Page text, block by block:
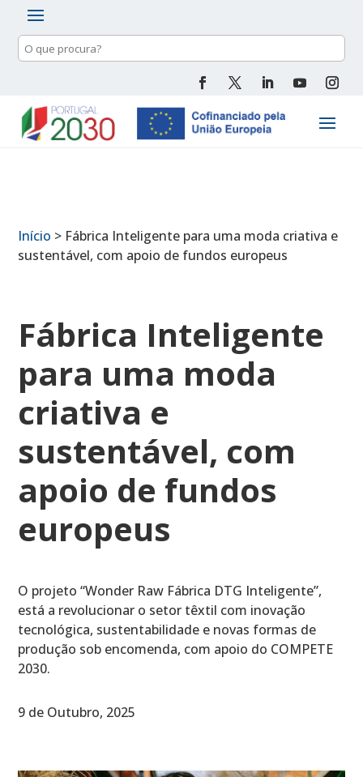
Pesquisa
de
Início > Fábrica Inteligente para uma moda criativa e
sustentável, com apoio de fundos europeus
Fábrica Inteligente
para uma moda
criativa e
sustentável, com
apoio de fundos
europeus
O projeto “Wonder Raw Fábrica DTG Inteligente”,
está a revolucionar o setor têxtil com inovação
tecnológica, sustentabilidade e novas formas de
produção sob encomenda, com apoio do COMPETE
2030.
9 de Outubro, 2025